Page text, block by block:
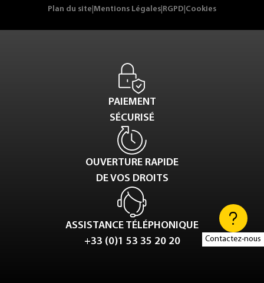
Contactez-nous
Plan du site Mentions Légales RGPD Cookies
PAIEMENT
SÉCURISÉ
OUVERTURE RAPIDE
DE VOS DROITS
ASSISTANCE TÉLÉPHONIQUE
+33 (0)1 53 35 20 20